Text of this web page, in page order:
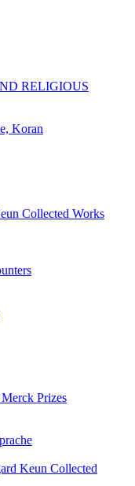
RELIGIOUS
Koran
Collected Works
Prizes
Keun Collected